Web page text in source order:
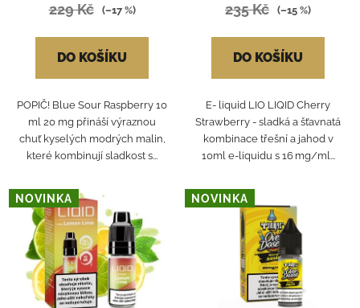
229 Kč (–17 %)
DO KOŠÍKU
POPIČ! Blue Sour Raspberry 10
ml 20 mg přináší výraznou
chuť kyselých modrých malin,
které kombinují sladkost s...
235 Kč (–15 %)
DO KOŠÍKU
E- liquid LIO LIQID Cherry
Strawberry - sladká a šťavnatá
kombinace třešní a jahod v
10ml e-liquidu s 16 mg/ml...
NOVINKA NOVINKA